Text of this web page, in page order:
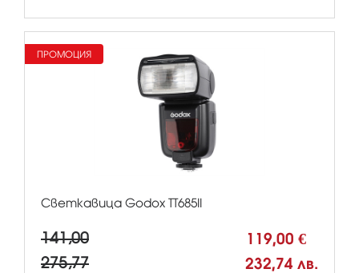
Светкавица Godox TT685II
141,00 119,00 €
275,77 232,74 лв.
ПРОМОЦИЯ